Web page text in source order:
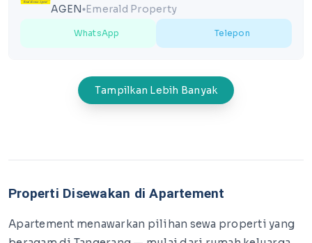
AGEN lens Emerald Property
WhatsApp Telepon
Tampilkan Lebih Banyak
Properti Disewakan di Apartement
Apartement menawarkan pilihan sewa properti yang